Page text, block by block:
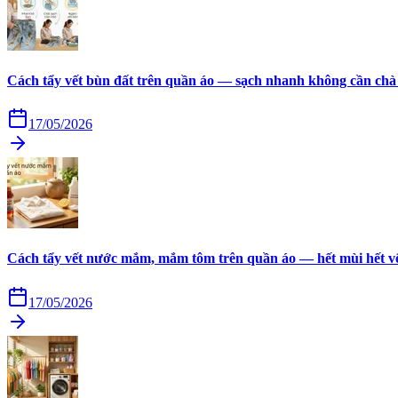
Cách tẩy vết bùn đất trên quần áo — sạch nhanh không cần
17/05/2026
Cách tẩy vết nước mắm, mắm tôm trên quần áo — hết mùi hết
17/05/2026